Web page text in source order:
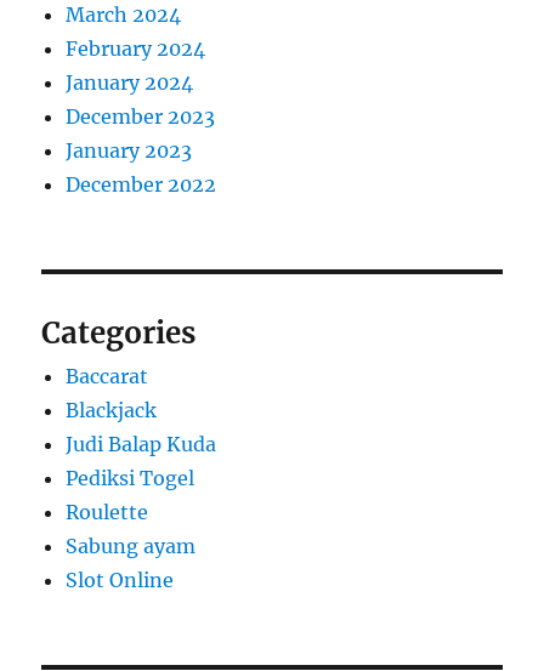
March 2024
February 2024
January 2024
December 2023
January 2023
December 2022
Categories
Baccarat
Blackjack
Judi Balap Kuda
Pediksi Togel
Roulette
Sabung ayam
Slot Online